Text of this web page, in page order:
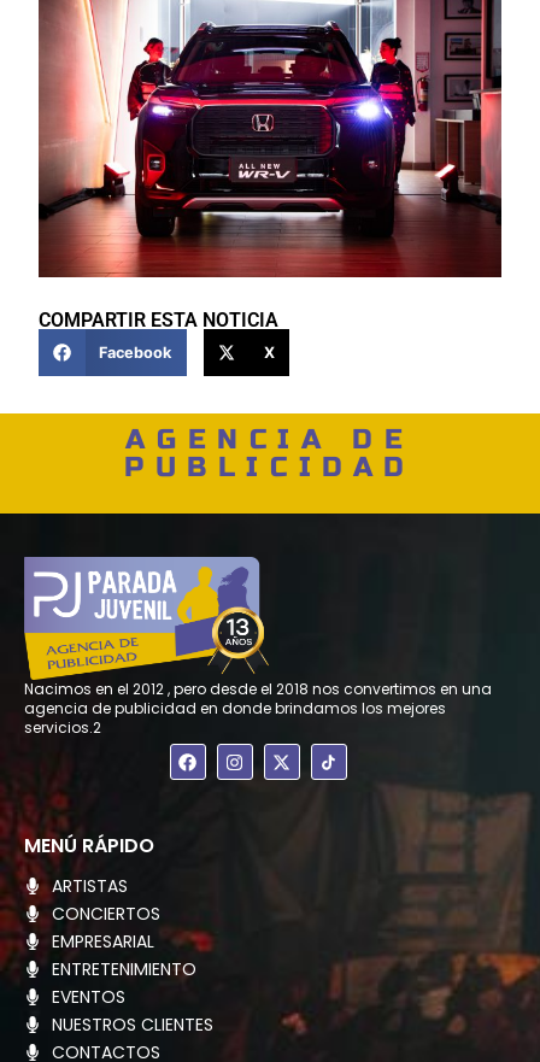
COMPARTIR ESTA NOTICIA
Facebook X
AGENCIA DE
PUBLICIDAD
Nacimos en el 2012 , pero desde el 2018 nos convertimos en una
agencia de publicidad en donde brindamos los mejores
servicios.2
F
a
c
I
n
s
X
-
t
MENÚ RÁPIDO
ARTISTAS
CONCIERTOS
EMPRESARIAL
ENTRETENIMIENTO
EVENTOS
NUESTROS CLIENTES
CONTACTOS